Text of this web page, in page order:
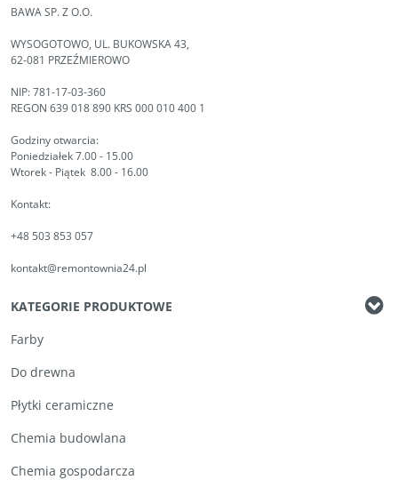
BAWA SP. Z O.O.
WYSOGOTOWO, UL. BUKOWSKA 43,
62-081 PRZEŹMIEROWO
NIP: 781-17-03-360
REGON 639 018 890 KRS 000 010 400 1
Godziny otwarcia:
Poniedziałek 7.00 - 15.00
Wtorek - Piątek 8.00 - 16.00
Kontakt:
+48 503 853 057
kontakt@remontownia24.pl
KATEGORIE PRODUKTOWE
Farby
Do drewna
Płytki ceramiczne
Chemia budowlana
Chemia gospodarcza